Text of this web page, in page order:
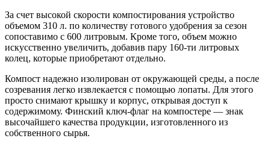
За счет высокой скорости компостирования устройство
объемом 310 л. по количеству готового удобрения за сезон
сопоставимо с 600 литровым. Кроме того, объем можно
искусственно увеличить, добавив пару 160-ти литровых
колец, которые приобретают отдельно.
Компост надежно изолирован от окружающей среды, а после
созревания легко извлекается с помощью лопаты. Для этого
просто снимают крышку и корпус, открывая доступ к
содержимому. Финский ключ-флаг на компостере — знак
высочайшего качества продукции, изготовленного из
собственного сырья.